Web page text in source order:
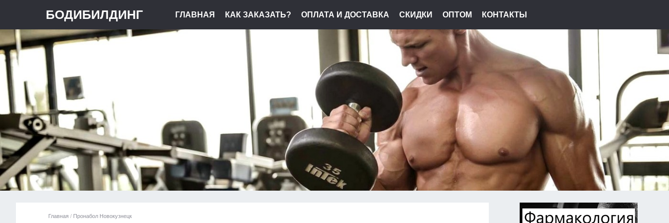
БОДИБИЛДИНГ ГЛАВНАЯ КАК ЗАКАЗАТЬ? ОПЛАТА И ДОСТАВКА СКИДКИ ОПТОМ КОНТАКТЫ
Главная / Пронабол Новокузнецк